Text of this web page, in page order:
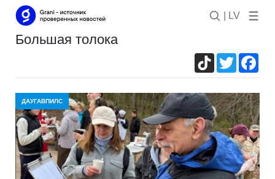
| LV
большая толока
TikTokTwitter
ДАУГАВПИЛС